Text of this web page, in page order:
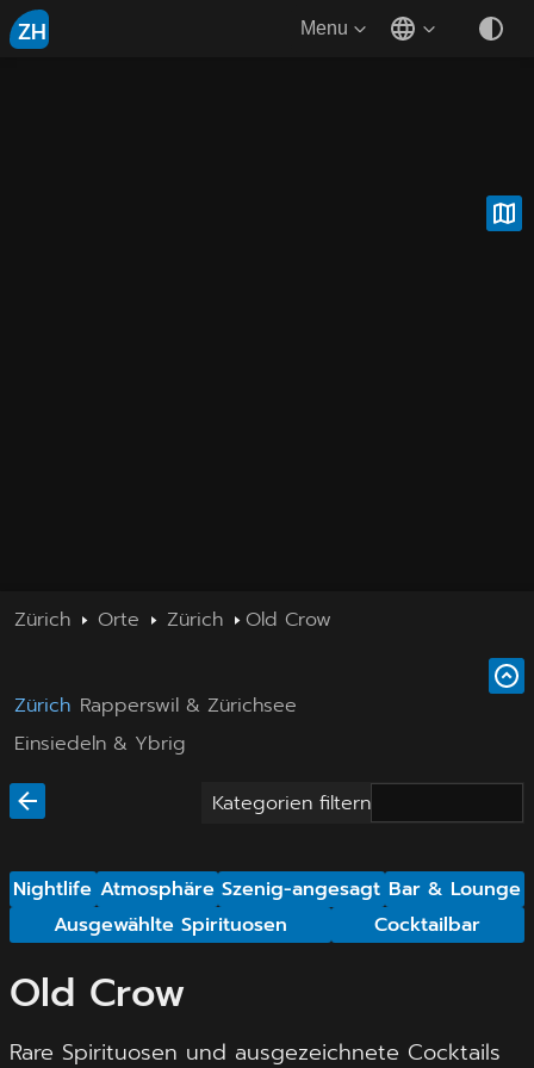
ZH Menu
Zürich Orte Zürich Old Crow
Zürich Rapperswil & Zürichsee
Einsiedeln & Ybrig
Kategorien filtern
Nightlife Atmosphäre Szenig-angesagt Bar & Lounge
Ausgewählte Spirituosen
Cocktailbar
Old Crow
Rare Spirituosen und ausgezeichnete Cocktails